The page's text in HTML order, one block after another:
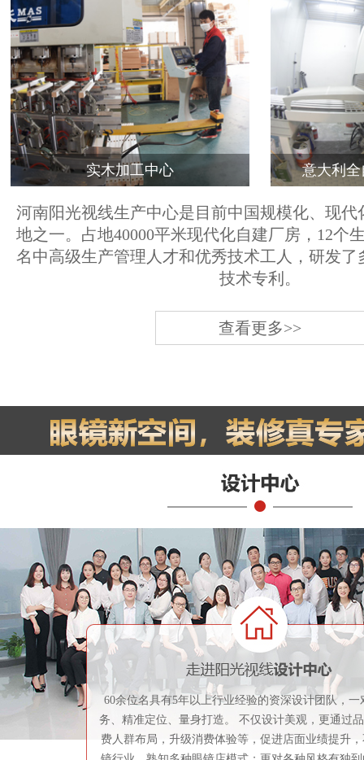
实木加工中心 意大利
河南阳光视线生产中心是目前中国规模化、现代
地之一。占地40000平米现代化自建厂房，12个
名中高级生产管理人才和优秀技术工人，研发了
技术专利。
查看更多>>
60余位名具有5年以上行业经验的资深设计团队，一
务、精准定位、量身打造。 不仅设计美观，更通过
费人群布局，升级消费体验等，促进店面业绩提升